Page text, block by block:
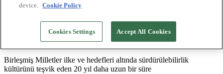
Sürdürülebilir modeller oluşturuyor ve iyi
uygulamaları tasdikliyoruz
Birleşmiş Milletler ilke ve hedefleri altında sürdürülebilirlik
kültürünü teşvik eden 20 yıl daha uzun bir süre
device. Cookie Policy
Cookies Settings Accept All Cookies